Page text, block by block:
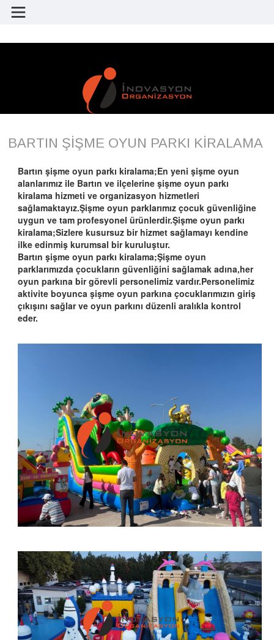
BARTIN ŞİŞME OYUN PARKI KİRALAMA
Bartın şişme oyun parkı kiralama;En yeni şişme oyun
alanlarımız ile Bartın ve ilçelerine şişme oyun parkı
kiralama hizmeti ve organizasyon hizmetleri
sağlamaktayız.Şişme oyun parklarımız çocuk güvenliğine
uygun ve tam profesyonel ürünlerdir.Şişme oyun parkı
kiralama;Sizlere kusursuz bir hizmet sağlamayı kendine
ilke edinmiş kurumsal bir kuruluştur.
Bartın şişme oyun parkı kiralama;Şişme oyun
parklarımızda çocukların güvenliğini sağlamak adına,her
oyun parkına bir görevli personelimiz vardır.Personelimiz
aktivite boyunca şişme oyun parkına çocuklarımızın giriş
çıkışını sağlar ve oyun parkını düzenli aralıkla kontrol
eder.